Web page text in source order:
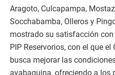
Aragoto, Culcapampa,
Socchabamba, Olleros y
mostrado su satisfacción
PIP Reservorios, con el que
busca mejorar las
ayabaquina, ofreciendo a los